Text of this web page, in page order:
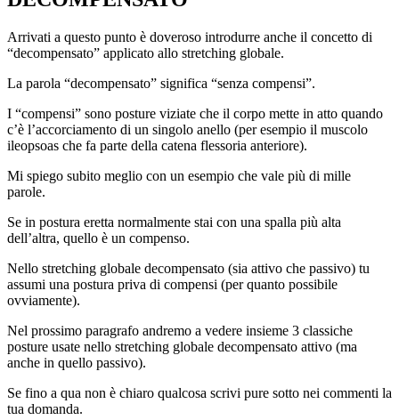
Arrivati a questo punto è doveroso introdurre anche il concetto di
“decompensato” applicato allo stretching globale.
La parola “decompensato” significa “senza compensi”.
I “compensi” sono posture viziate che il corpo mette in atto quando
c’è l’accorciamento di un singolo anello (per esempio il muscolo
ileopsoas che fa parte della catena flessoria anteriore).
Mi spiego subito meglio con un esempio che vale più di mille
parole.
Se in postura eretta normalmente stai con una spalla più alta
dell’altra, quello è un compenso.
Nello stretching globale decompensato (sia attivo che passivo) tu
assumi una postura priva di compensi (per quanto possibile
ovviamente).
Nel prossimo paragrafo andremo a vedere insieme 3 classiche
posture usate nello stretching globale decompensato attivo (ma
anche in quello passivo).
Se fino a qua non è chiaro qualcosa scrivi pure sotto nei commenti la
tua domanda.